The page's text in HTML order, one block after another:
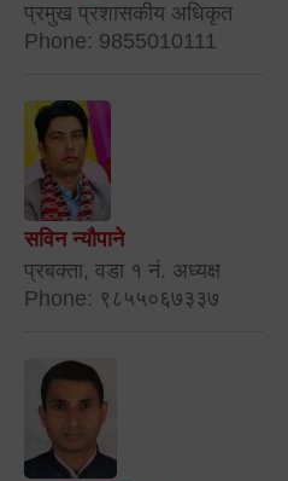
प्रमुख प्रशासकीय अधिकृत
Phone: 9855010111
सविन न्यौपाने
प्रबक्ता, वडा १ नं. अध्यक्ष
Phone: ९८५५०६७३३७